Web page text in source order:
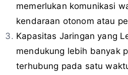
memerlukan komunikasi
kendaraan otonom atau
Kapasitas Jaringan yang
mendukung lebih banyak
terhubung pada satu